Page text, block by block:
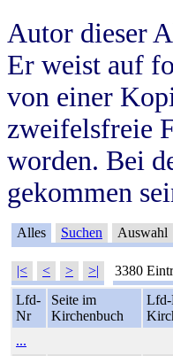
Autor dieser
Er weist auf
von einer
zweifelsfreie
worden. Bei
gekommen
Alles Suchen Auswahl
|< < > >| 3380
Lfd-
Nr
Seite im
Kirchenbuch
...